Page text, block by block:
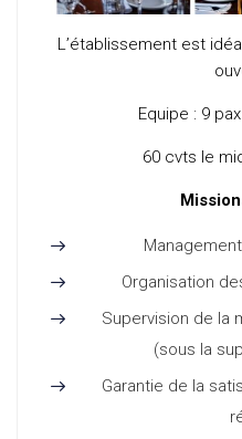
L’établissement est
Equipe : 9
60 cvts le
Organisation
Supervision de la
(sous la
Garantie de la